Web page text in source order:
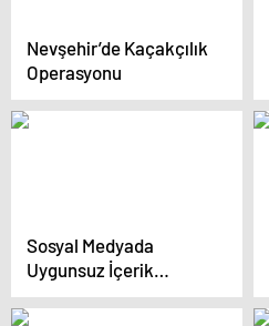
Nevşehir’de Kaçakçılık
Operasyonu
Sosyal Medyada
Uygunsuz İçerik
Skandalı